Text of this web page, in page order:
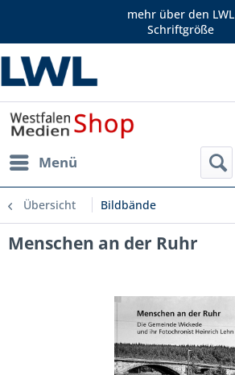
mehr über den LWL
Schriftgröße
Menü
Übersicht Bildbände
Menschen an der Ruhr